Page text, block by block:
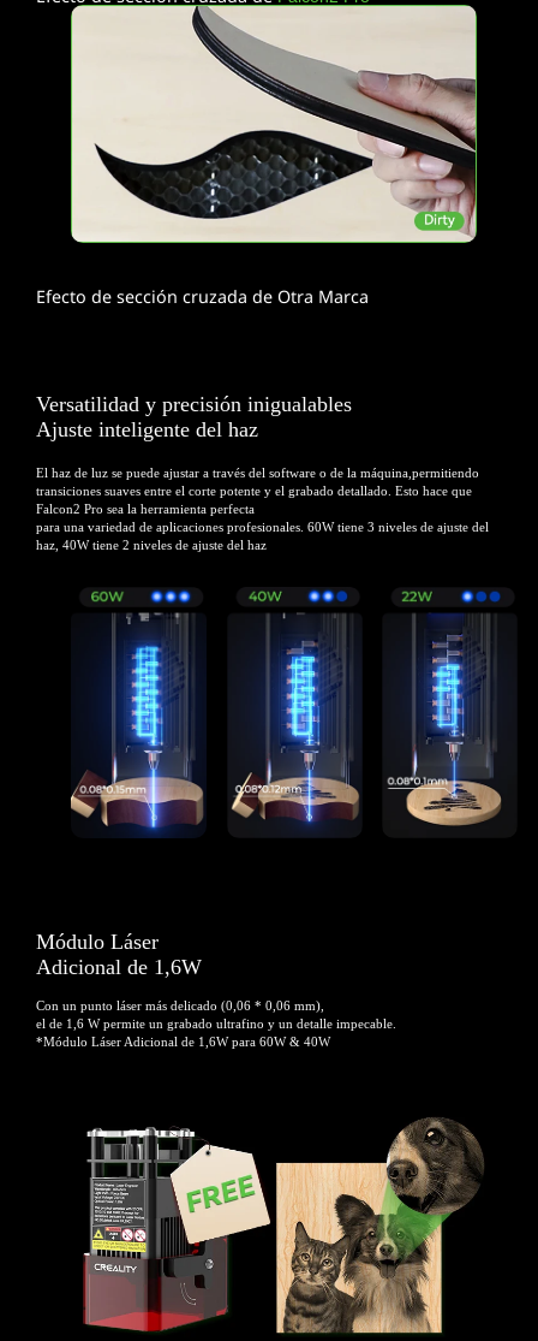
Efecto de sección cruzada de Otra Marca
Versatilidad y precisión inigualables
Ajuste inteligente del haz
El haz de luz se puede ajustar a través del software o de la máquina,permitiendo
transiciones suaves entre el corte potente y el grabado detallado. Esto hace que
Falcon2 Pro sea la herramienta perfecta
para una variedad de aplicaciones profesionales. 60W tiene 3 niveles de ajuste del
haz, 40W tiene 2 niveles de ajuste del haz
Módulo Láser
Adicional de 1,6W
Con un punto láser más delicado (0,06 * 0,06 mm),
el de 1,6 W permite un grabado ultrafino y un detalle impecable.
*Módulo Láser Adicional de 1,6W para 60W & 40W